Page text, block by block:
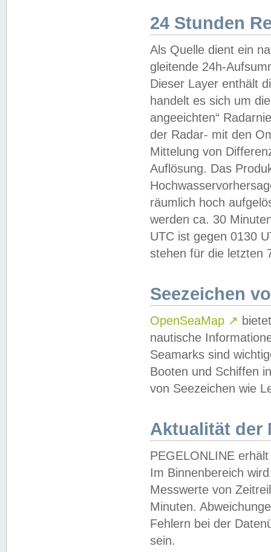
24 Stunden
Als Quelle dient ein
gleitende 24h-
Dieser Layer enthält
handelt es sich um
angeeichten“
der Radar- mit den
Mittelung von
Auflösung. Das
räumlich hoch
werden ca. 30
UTC ist gegen 0130
stehen für die letzten
Seezeichen
OpenSeaMap ↗
nautische
Seamarks sind
Booten und Schiffen
von Seezeichen wie
Aktualität der
PEGELONLINE
Im Binnenbereich
Messwerte von
Minuten.
Fehlern bei der
sein.